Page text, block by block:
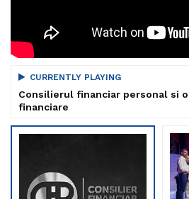
CURRENTLY PLAYING
Consilierul financiar personal si
financiare